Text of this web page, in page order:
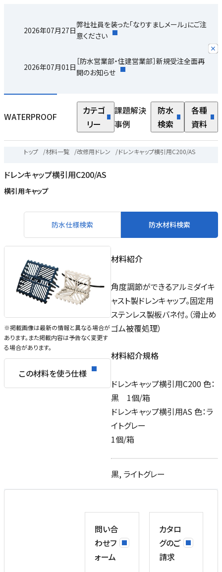
2026年07月27日
弊社社員を装った「なりすましメール」にご注
意ください
2026年07月01日
［防水営業部・住建営業部］新規受注全面再
開のお知らせ
WATERPROOF
カテゴ
リー
課題解決
事例
防水
検索
各種
資料
トップ /材料一覧 /改修用ドレン /ドレンキャップ横引用C200/AS
ドレンキャップ横引用C200/AS
横引用キャップ
防水仕様検索 防水材料検索
※掲載画像は最新の情報と異なる場合が
あります。また掲載内容は予告なく変更す
る場合があります。
この材料を使う仕様
材料紹介
角度調節ができるアルミダイキ
ャスト製ドレンキャップ。固定用
ステンレス製板バネ付。（滑止め
ゴム被覆処理）
材料紹介規格
ドレンキャップ横引用C200 色：
黒 1個/箱
ドレンキャップ横引用AS 色：ラ
イトグレー
1個/箱
黒, ライトグレー
問い合
わせフ
ォーム
カタロ
グのご
請求